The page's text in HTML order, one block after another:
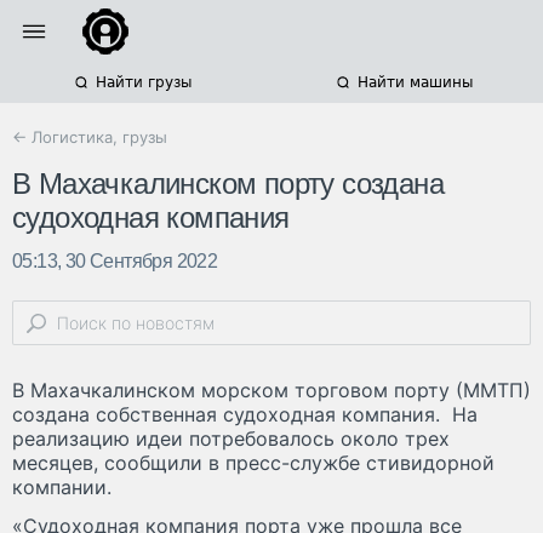
Найти грузы Найти машины
← Логистика, грузы
В Махачкалинском порту создана
судоходная компания
05:13, 30 Сентября 2022
В Махачкалинском морском торговом порту (ММТП)
создана собственная судоходная компания. На
реализацию идеи потребовалось около трех
месяцев, сообщили в пресс-службе стивидорной
компании.
«Судоходная компания порта уже прошла все